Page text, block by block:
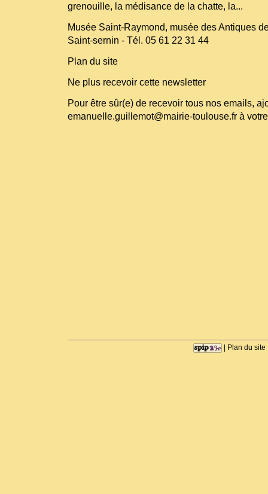
grenouille, la médisance de la chatte, la...
Musée Saint-Raymond, musée des Antiques
Saint-sernin - Tél. 05 61 22 31 44
Plan du site
Ne plus recevoir cette newsletter
Pour être sûr(e) de recevoir tous nos emails,
emanuelle.guillemot@mairie-toulouse.fr à
Plan du site